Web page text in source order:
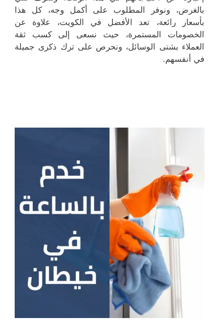
بالغرض، ونوفر المطلوب على أكمل وجه، كل هذا
بأسعار رائعة، تعد الأفضل في الكويت، علاوة عن
الخصومات المستمرة، حيث نسعى إلى كسب ثقة
العملاء بشتى الوسائل، ونحرص على ترك ذكرى جميلة
في أنفسهم.